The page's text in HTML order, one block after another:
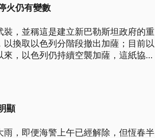
火仍有變數
，並稱這是建立新巴勒斯坦政府的重
換取以色列分階段撤出加薩；目前以
，以色列仍持續空襲加薩，這紙協議
顯
，即便海警上午已經解除，但恆春半